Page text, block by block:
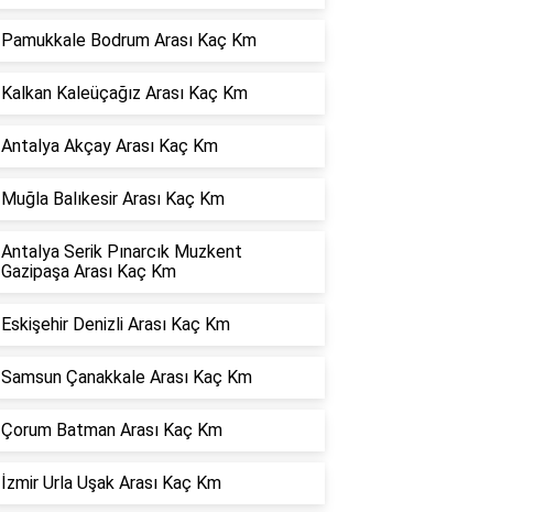
Pamukkale Bodrum Arası Kaç Km
Kalkan Kaleüçağız Arası Kaç Km
Antalya Akçay Arası Kaç Km
Muğla Balıkesir Arası Kaç Km
Antalya Serik Pınarcık Muzkent
Gazipaşa Arası Kaç Km
Eskişehir Denizli Arası Kaç Km
Samsun Çanakkale Arası Kaç Km
Çorum Batman Arası Kaç Km
İzmir Urla Uşak Arası Kaç Km